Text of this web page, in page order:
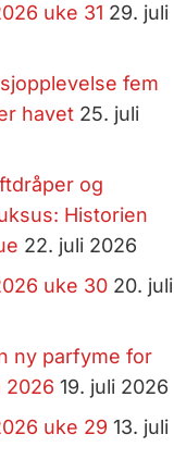
uke 31 29. juli
fem
havet 25. juli
og
Historien
22. juli 2026
uke 30 20. juli
ny parfyme for
2026 19. juli 2026
uke 29 13. juli